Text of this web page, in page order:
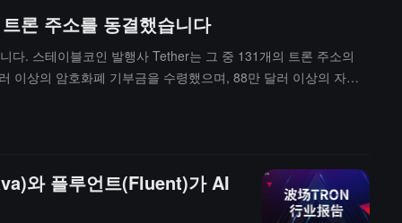
론 주소를 동결했습니다
다. 스테이블코인 발행사 Tether는 그 중 131개의 트론 주소의
이상의 암호화폐 기부금을 수령했으며, 88만 달러 이상의 자금
와 플루언트(Fluent)가 AI